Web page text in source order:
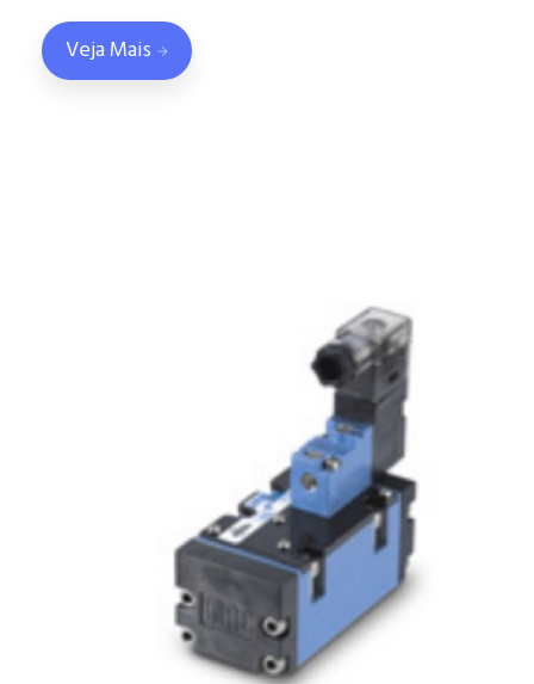
Veja Mais